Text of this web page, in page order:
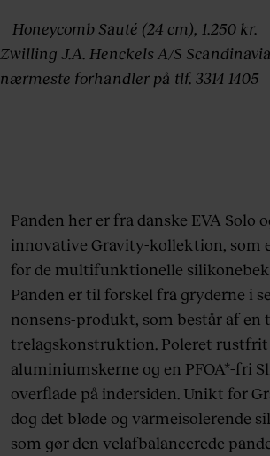
Honeycomb Sauté (24 cm), 1.250 kr.
Zwilling J.A. Henckels A/S
nærmeste forhandler på tlf. 3314 1405
Panden her er fra danske EVA Solo
innovative Gravity-kollektion, som
for de multifunktionelle
Panden er til forskel fra gryderne i
nonsens-produkt, som består af en
trelagskonstruktion. Poleret rustfrit
aluminiumskerne og en PFOA*-fri
overflade på indersiden. Unikt for
dog det bløde og varmeisolerende
som gør den velafbalancerede